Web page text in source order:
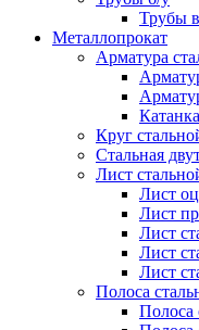
Трубы
Металлопрокат
Арматура
Круг
Стальная
Лист
Лист
Лист
Лист
Лист
Лист
Полоса
Полоса